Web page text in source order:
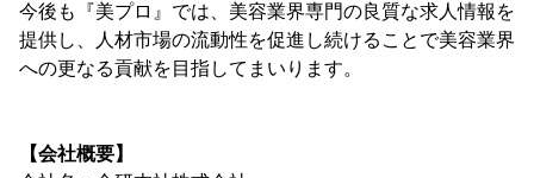
今後も『美プロ』では、美容業界専門の良質な求人情報を
提供し、人材市場の流動性を促進し続けることで美容業界
への更なる貢献を目指してまいります。
【会社概要】